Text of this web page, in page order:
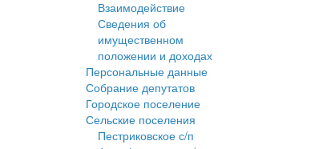
Взаимодействие
Сведения об
имущественном
положении и доходах
Персональные данные
Собрание депутатов
Городское поселение
Сельские поселения
Пестриковское с/п